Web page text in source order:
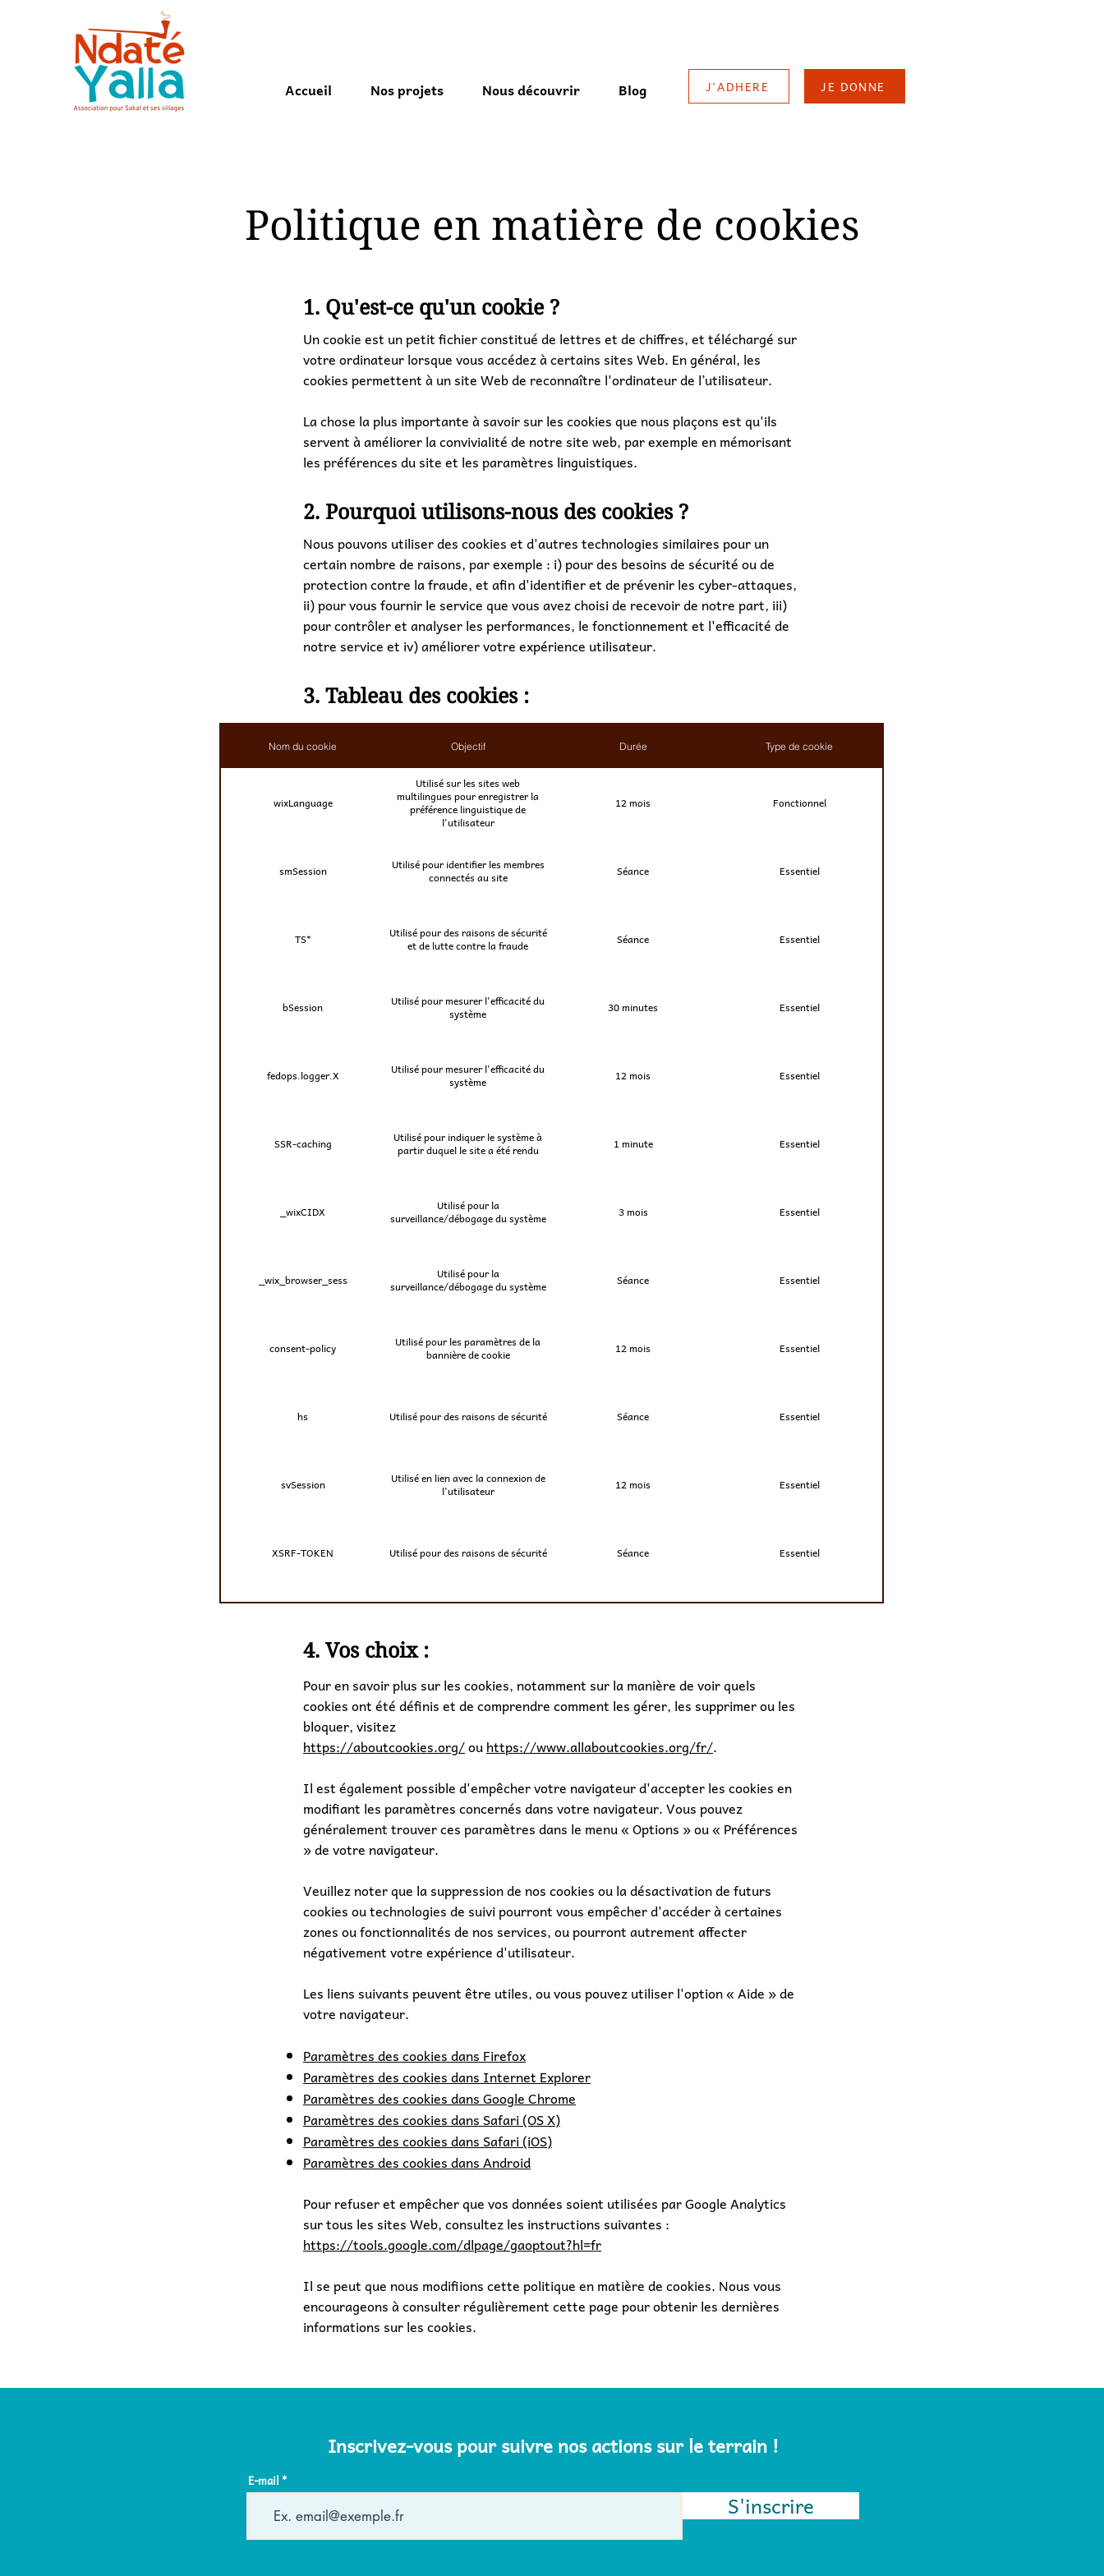
JE DONNE
Politique en matière de cookies
1. Qu'est-ce qu'un cookie ?
Un cookie est un petit fichier constitué de lettres et de chiffres, et téléchargé sur
votre ordinateur lorsque vous accédez à certains sites Web. En général, les
cookies permettent à un site Web de reconnaître l'ordinateur de l’utilisateur.
La chose la plus importante à savoir sur les cookies que nous plaçons est qu'ils
servent à améliorer la convivialité de notre site web, par exemple en mémorisant
les préférences du site et les paramètres linguistiques.
2. Pourquoi utilisons-nous des cookies ?
Nous pouvons utiliser des cookies et d'autres technologies similaires pour un
certain nombre de raisons, par exemple : i) pour des besoins de sécurité ou de
protection contre la fraude, et afin d'identifier et de prévenir les cyber-attaques,
ii) pour vous fournir le service que vous avez choisi de recevoir de notre part, iii)
pour contrôler et analyser les performances, le fonctionnement et l'efficacité de
notre service et iv) améliorer votre expérience utilisateur.
3. Tableau des cookies :
Nom du cookie Objectif Durée Type de cookie
wixLanguage
Utilisé sur les sites web
multilingues pour enregistrer la
préférence linguistique de
l'utilisateur
12 mois Fonctionnel
smSession
Utilisé pour identifier les membres
connectés au site
Séance Essentiel
TS*
Utilisé pour des raisons de sécurité
et de lutte contre la fraude
Séance Essentiel
bSession
Utilisé pour mesurer l'efficacité du
système
30 minutes Essentiel
fedops.logger.X
Utilisé pour mesurer l'efficacité du
système
12 mois Essentiel
SSR-caching
Utilisé pour indiquer le système à
partir duquel le site a été rendu
1 minute Essentiel
_wixCIDX
Utilisé pour la
surveillance/débogage du système
3 mois Essentiel
_wix_browser_sess
Utilisé pour la
surveillance/débogage du système
Séance Essentiel
consent-policy
Utilisé pour les paramètres de la
bannière de cookie
12 mois Essentiel
hs Utilisé pour des raisons de sécurité Séance Essentiel
svSession
Utilisé en lien avec la connexion de
l'utilisateur
12 mois Essentiel
XSRF-TOKEN Utilisé pour des raisons de sécurité Séance Essentiel
4. Vos choix :
Pour en savoir plus sur les cookies, notamment sur la manière de voir quels
cookies ont été définis et de comprendre comment les gérer, les supprimer ou les
bloquer, visitez
https://aboutcookies.org/ouhttps://www.allaboutcookies.org/fr/.
Il est également possible d'empêcher votre navigateur d'accepter les cookies en
modifiant les paramètres concernés dans votre navigateur. Vous pouvez
généralement trouver ces paramètres dans le menu « Options » ou « Préférences
» de votre navigateur.
Veuillez noter que la suppression de nos cookies ou la désactivation de futurs
cookies ou technologies de suivi pourront vous empêcher d'accéder à certaines
zones ou fonctionnalités de nos services, ou pourront autrement affecter
négativement votre expérience d'utilisateur.
Les liens suivants peuvent être utiles, ou vous pouvez utiliser l'option « Aide » de
votre navigateur.
Paramètres des cookies dans Firefox
Paramètres des cookies dans Internet Explorer
Paramètres des cookies dans Google Chrome
Paramètres des cookies dans Safari (OS X)
Paramètres des cookies dans Safari (iOS)
Paramètres des cookies dans Android
Pour refuser et empêcher que vos données soient utilisées par Google Analytics
sur tous les sites Web, consultez les instructions suivantes :
https://tools.google.com/dlpage/gaoptout?hl=fr
Il se peut que nous modifiions cette politique en matière de cookies. Nous vous
encourageons à consulter régulièrement cette page pour obtenir les dernières
informations sur les cookies.
Accueil Nos projets Nous découvrir Blog J'ADHERE
Inscrivez-vous pour suivre nos actions sur le terrain !
E-mail
S'inscrire